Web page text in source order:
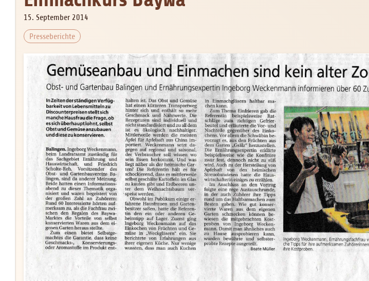
15. September 2014
Presseberichte